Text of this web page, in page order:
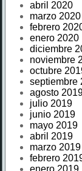
abril 2020
marzo 2020
febrero
enero 2020
diciembre
noviembre
octubre
septiembre
agosto
julio 2019
junio 2019
mayo 2019
abril 2019
marzo 2019
febrero
enero 2019